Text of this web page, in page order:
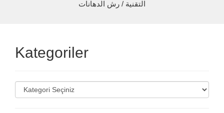
التقنية / رش الدهانات
Kategoriler